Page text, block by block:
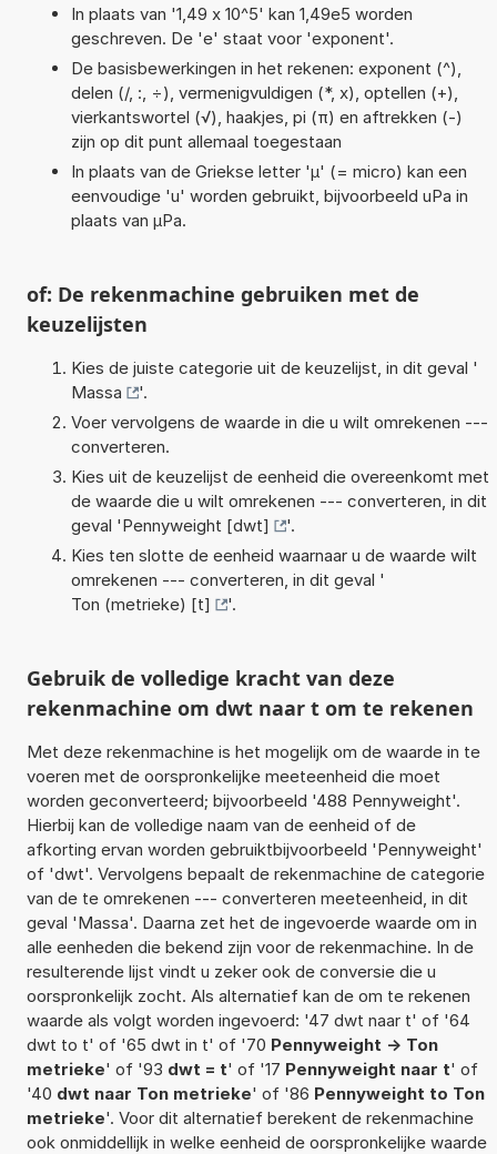
In plaats van '1,49 x 10^5' kan 1,49e5 worden
geschreven. De 'e' staat voor 'exponent'.
De basisbewerkingen in het rekenen: exponent (^),
delen (/, :, ÷), vermenigvuldigen (*, x), optellen (+),
vierkantswortel (√), haakjes, pi (π) en aftrekken (-)
zijn op dit punt allemaal toegestaan
In plaats van de Griekse letter 'µ' (= micro) kan een
eenvoudige 'u' worden gebruikt, bijvoorbeeld uPa in
plaats van µPa.
of: De rekenmachine gebruiken met de
keuzelijsten
Kies de juiste categorie uit de keuzelijst, in dit geval '
Massa
'.
Voer vervolgens de waarde in die u wilt omrekenen ---
converteren.
Kies uit de keuzelijst de eenheid die overeenkomt met
de waarde die u wilt omrekenen --- converteren, in dit
geval 'Pennyweight [dwt]
'.
Kies ten slotte de eenheid waarnaar u de waarde wilt
omrekenen --- converteren, in dit geval '
Ton (metrieke) [t]
'.
Gebruik de volledige kracht van deze
rekenmachine om dwt naar t om te rekenen
Met deze rekenmachine is het mogelijk om de waarde in te
voeren met de oorspronkelijke meeteenheid die moet
worden geconverteerd; bijvoorbeeld '488 Pennyweight'.
Hierbij kan de volledige naam van de eenheid of de
afkorting ervan worden gebruiktbijvoorbeeld 'Pennyweight'
of 'dwt'. Vervolgens bepaalt de rekenmachine de categorie
van de te omrekenen --- converteren meeteenheid, in dit
geval 'Massa'. Daarna zet het de ingevoerde waarde om in
alle eenheden die bekend zijn voor de rekenmachine. In de
resulterende lijst vindt u zeker ook de conversie die u
oorspronkelijk zocht. Als alternatief kan de om te rekenen
waarde als volgt worden ingevoerd: '47 dwt naar t' of '64
dwt to t' of '65 dwt in t' of '70 Pennyweight -> Ton
metrieke' of '93 dwt = t' of '17 Pennyweight naar t' of
'40 dwt naar Ton metrieke' of '86 Pennyweight to Ton
metrieke'. Voor dit alternatief berekent de rekenmachine
ook onmiddellijk in welke eenheid de oorspronkelijke waarde